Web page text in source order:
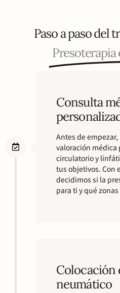
Paso a paso del
Consulta
Antes de
valoración médica
circulatorio y
tus objetivos. Con
decidimos si la
para ti y qué
Colocación
neumático